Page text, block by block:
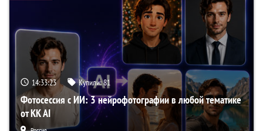
14:33:22 Купили:81
Фотосессия с ИИ: 3 нейрофотографии в любой тематике
от KK AI